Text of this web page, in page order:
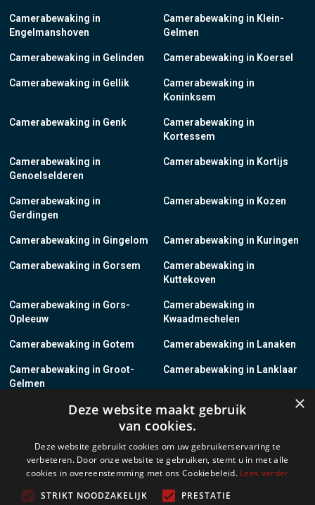
Camerabewaking in
Engelmanshoven
Camerabewaking in Gelinden
Camerabewaking in Gellik
Camerabewaking in Genk
Camerabewaking in
Genoelselderen
Camerabewaking in
Gerdingen
Camerabewaking in Gingelom
Camerabewaking in Gorsem
Camerabewaking in Gors-
Opleeuw
Camerabewaking in Gotem
Camerabewaking in Groot-
Gelmen
Camerabewaking in Groot-
Camerabewaking in Grote-
Brogel
Camerabewaking in Grote-
Spouwen
Camerabewaking in Klein-
Gelmen
Camerabewaking in Koersel
Camerabewaking in
Koninksem
Camerabewaking in
Kortessem
Camerabewaking in Kortijs
Camerabewaking in Kozen
Camerabewaking in Kuringen
Camerabewaking in
Kuttekoven
Camerabewaking in
Kwaadmechelen
Camerabewaking in Lanaken
Camerabewaking in Lanklaar
Camerabewaking in Lauw
Camerabewaking in
Leopoldsburg
Camerabewaking in Leut
×
Deze website maakt gebruik
van cookies.
Deze website gebruikt cookies om uw gebruikerservaring te
verbeteren. Door onze website te gebruiken, stemt u in met alle
cookies in overeenstemming met ons Cookiebeleid. Lees verder
STRIKT NOODZAKELIJK
PRESTATIE